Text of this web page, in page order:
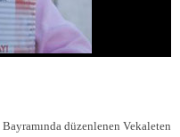
düzenlenen Vekaleten